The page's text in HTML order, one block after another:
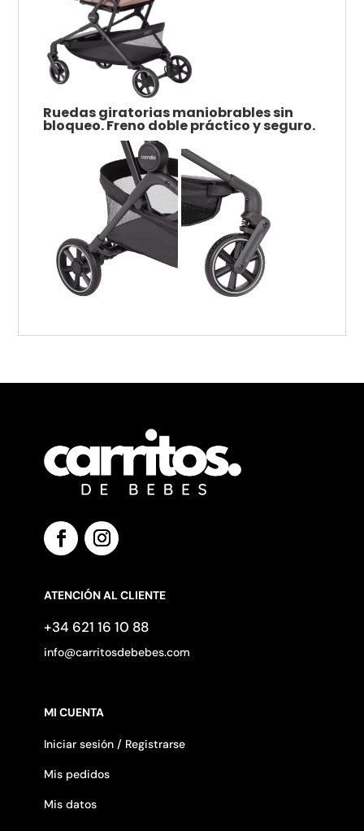
Ruedas giratorias maniobrables sin
bloqueo. Freno doble práctico y seguro.
ATENCIÓN AL CLIENTE
+34 621 16 10 88
info@carritosdebebes.com
MI CUENTA
Iniciar sesión / Registrarse
Mis pedidos
Mis datos